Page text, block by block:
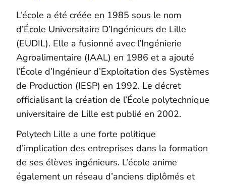
L’école a été créée en 1985 sous le nom
d’École Universitaire D’Ingénieurs de Lille
(EUDIL). Elle a fusionné avec l’Ingénierie
Agroalimentaire (IAAL) en 1986 et a ajouté
l’École d’Ingénieur d’Exploitation des Systèmes
de Production (IESP) en 1992. Le décret
officialisant la création de l’École polytechnique
universitaire de Lille est publié en 2002.
Polytech Lille a une forte politique
d’implication des entreprises dans la formation
de ses élèves ingénieurs. L’école anime
également un réseau d’anciens diplômés et